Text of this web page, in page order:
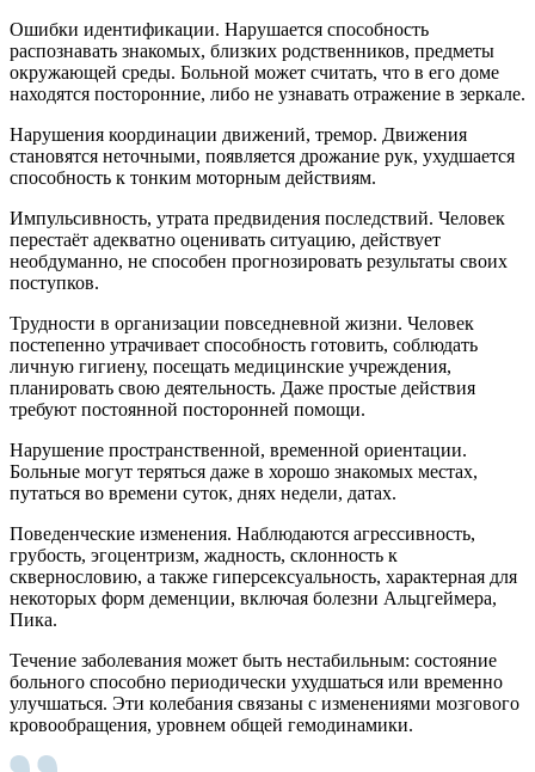
Ошибки идентификации. Нарушается способность
распознавать знакомых, близких родственников, предметы
окружающей среды. Больной может считать, что в его доме
находятся посторонние, либо не узнавать отражение в зеркале.
Нарушения координации движений, тремор. Движения
становятся неточными, появляется дрожание рук, ухудшается
способность к тонким моторным действиям.
Импульсивность, утрата предвидения последствий. Человек
перестаёт адекватно оценивать ситуацию, действует
необдуманно, не способен прогнозировать результаты своих
поступков.
Трудности в организации повседневной жизни. Человек
постепенно утрачивает способность готовить, соблюдать
личную гигиену, посещать медицинские учреждения,
планировать свою деятельность. Даже простые действия
требуют постоянной посторонней помощи.
Нарушение пространственной, временной ориентации.
Больные могут теряться даже в хорошо знакомых местах,
путаться во времени суток, днях недели, датах.
Поведенческие изменения. Наблюдаются агрессивность,
грубость, эгоцентризм, жадность, склонность к
сквернословию, а также гиперсексуальность, характерная для
некоторых форм деменции, включая болезни Альцгеймера,
Пика.
Течение заболевания может быть нестабильным: состояние
больного способно периодически ухудшаться или временно
улучшаться. Эти колебания связаны с изменениями мозгового
кровообращения, уровнем общей гемодинамики.